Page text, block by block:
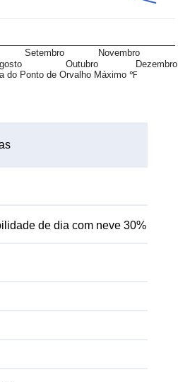
do Ponto de Orvalho Máximo ℉
Setembro
Outubro
Novembro
Dezembro
de dia com neve 30%